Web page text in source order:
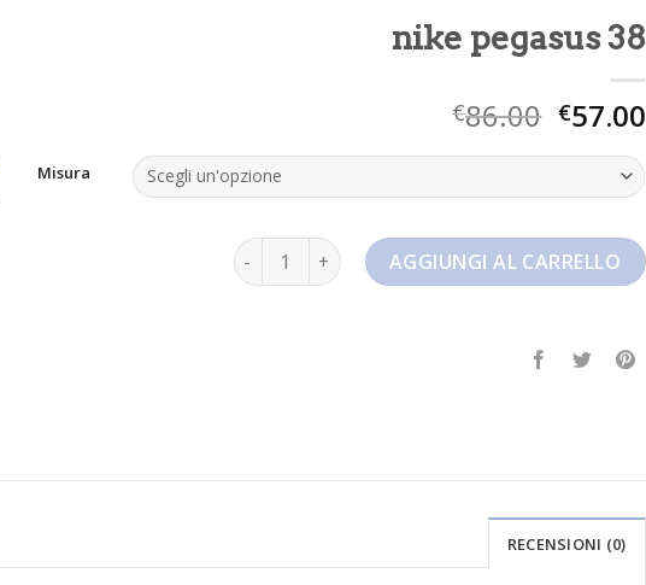
nike pegasus 38
€86.00 €57.00
Misura
nike pegasus 38 quantitàAGGIUNGI AL CARRELLO
RECENSIONI (0)